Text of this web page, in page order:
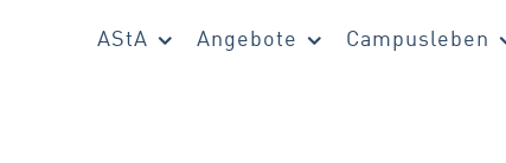
AStA Angebote Campusleben